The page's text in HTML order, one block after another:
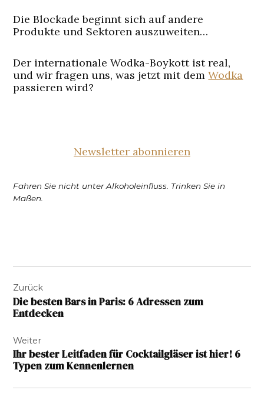
Die Blockade beginnt sich auf andere
Produkte und Sektoren auszuweiten…
Der internationale Wodka-Boykott ist real,
und wir fragen uns, was jetzt mit demWodka
passieren wird?
Newsletter abonnieren
Fahren Sie nicht unter Alkoholeinfluss. Trinken Sie in
Maßen.
Zurück
Die besten Bars in Paris: 6 Adressen zum
Entdecken
Weiter
Ihr bester Leitfaden für Cocktailgläser ist hier! 6
Typen zum Kennenlernen